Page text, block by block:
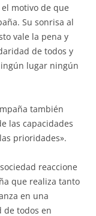
motivo de que
Su sonrisa al
vale la pena y
de todos y
lugar ningún
también
las capacidades
prioridades».
reaccione
que realiza tanto
en una
de todos en